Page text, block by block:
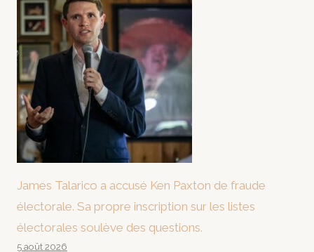
James Talarico a accusé Ken Paxton de fraude
électorale. Sa propre inscription sur les listes
électorales soulève des questions.
5 août 2026